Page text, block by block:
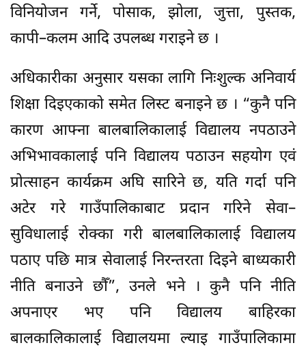
विनियोजन गर्ने, पोसाक, झोला, जुत्ता, पुस्तक,
कापी–कलम आदि उपलब्ध गराइने छ ।
अधिकारीका अनुसार यसका लागि निःशुल्क अनिवार्य
शिक्षा दिइएकाको समेत लिस्ट बनाइने छ । “कुनै पनि
कारण आफ्ना बालबालिकालाई विद्यालय नपठाउने
अभिभावकालाई पनि विद्यालय पठाउन सहयोग एवं
प्रोत्साहन कार्यक्रम अघि सारिने छ, यति गर्दा पनि
अटेर गरे गाउँपालिकाबाट प्रदान गरिने सेवा–
सुविधालाई रोक्का गरी बालबालिकालाई विद्यालय
पठाए पछि मात्र सेवालाई निरन्तरता दिइने बाध्यकारी
नीति बनाउने छौँ”, उनले भने । कुनै पनि नीति
अपनाएर भए पनि विद्यालय बाहिरका
बालकालिकालाई विद्यालयमा ल्याइ गाउँपालिकामा